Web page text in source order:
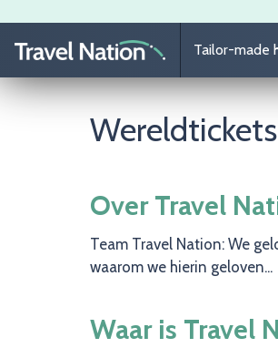
Tailor-made
Wereldtickets
Over Travel
Team Travel Nation: We
waarom we hierin geloven...
Waar is Travel